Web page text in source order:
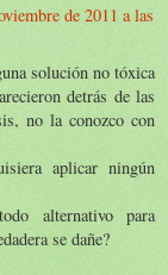
de 2011 a las
solución no tóxica
detrás de las
no la conozco con
aplicar ningún
alternativo para
se dañe?